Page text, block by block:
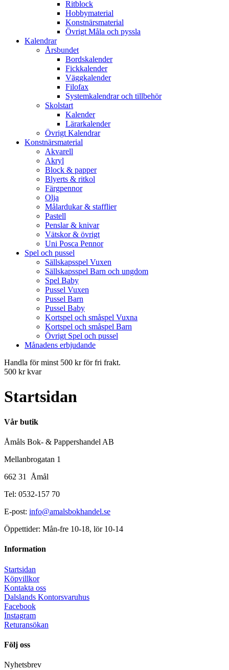
Ritblock
Hobbymaterial
Konstnärsmaterial
Övrigt Måla och pyssla
Kalendrar
Årsbundet
Bordskalender
Fickkalender
Väggkalender
Filofax
Systemkalendrar och tillbehör
Skolstart
Kalender
Lärarkalender
Övrigt Kalendrar
Konstnärsmaterial
Akvarell
Akryl
Block & papper
Blyerts & ritkol
Färgpennor
Olja
Målardukar & stafflier
Pastell
Penslar & knivar
Vätskor & övrigt
Uni Posca Pennor
Spel och pussel
Sällskapsspel Vuxen
Sällskapsspel Barn och ungdom
Spel Baby
Pussel Vuxen
Pussel Barn
Pussel Baby
Kortspel och småspel Vuxna
Kortspel och småspel Barn
Övrigt Spel och pussel
Månadens erbjudande
Handla för minst 500 kr för fri frakt.
500 kr kvar
Startsidan
Vår butik
Åmåls Bok- & Pappershandel AB
Mellanbrogatan 1
662 31 Åmål
Tel: 0532-157 70
E-post: info@amalsbokhandel.se
Öppettider: Mån-fre 10-18, lör 10-14
Information
Startsidan
Köpvillkor
Kontakta oss
Dalslands Kontorsvaruhus
Facebook
Instagram
Returansökan
Följ oss
Nyhetsbrev